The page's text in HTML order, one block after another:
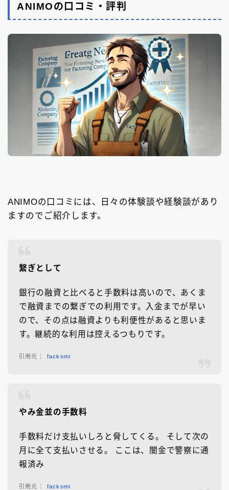
ANIMOの口コミ・評判
ANIMOの口コミには、日々の体験談や経験談があり
ますのでご紹介します。
繋ぎとして
銀行の融資と比べると手数料は高いので、あくま
で融資までの繋ぎでの利用です。入金までが早い
ので、その点は融資よりも利便性があると思いま
す。継続的な利用は控えるつもりです。
fackomi
やみ金並の手数料
手数料だけ支払いしろと脅してくる。 そして次の
月に全て支払いさせる。 ここは、闇金で警察に通
報済み
fackomi